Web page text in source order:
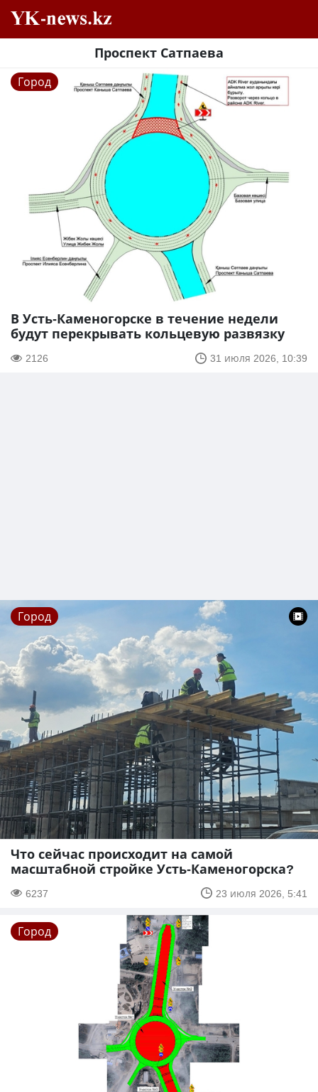
Проспект Сатпаева
Город
В Усть-Каменогорске в течение недели
будут перекрывать кольцевую развязку
2126 31 июля 2026, 10:39
Город
Что сейчас происходит на самой
масштабной стройке Усть-Каменогорска?
6237 23 июля 2026, 5:41
Город